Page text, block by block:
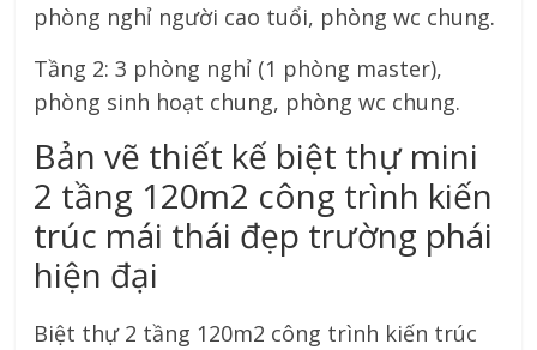
phòng nghỉ người cao tuổi, phòng wc chung.
Tầng 2: 3 phòng nghỉ (1 phòng master),
phòng sinh hoạt chung, phòng wc chung.
Bản vẽ thiết kế biệt thự mini
2 tầng 120m2 công trình kiến
trúc mái thái đẹp trường phái
hiện đại
Biệt thự 2 tầng 120m2 công trình kiến trúc